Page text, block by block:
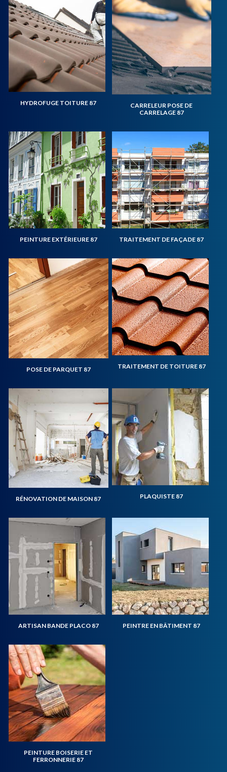
HYDROFUGE TOITURE 87
CARRELEUR POSE DE
CARRELAGE 87
PEINTURE EXTÉRIEURE 87 TRAITEMENT DE FAÇADE 87
POSE DE PARQUET 87 TRAITEMENT DE TOITURE 87
RÉNOVATION DE MAISON 87 PLAQUISTE 87
ARTISAN BANDE PLACO 87 PEINTRE EN BÂTIMENT 87
PEINTURE BOISERIE ET
FERRONNERIE 87